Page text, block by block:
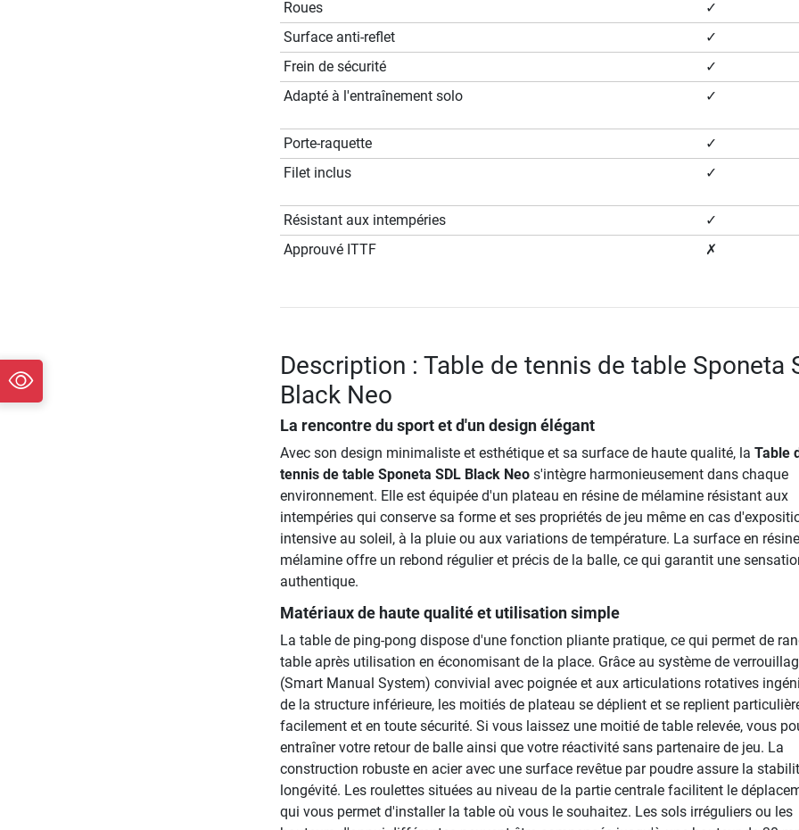
Roues
✓
Surface anti-reflet
✓
Frein de sécurité
✓
Adapté à l'entraînement solo
✓
Porte-raquette
✓
Filet inclus
✓
Résistant aux intempéries
✓
Approuvé ITTF
✗
Description : Table de tennis de table Sponeta
Black Neo
La rencontre du sport et d'un design élégant
Avec son design minimaliste et esthétique et sa surface de haute qualité, la Table
tennis de table Sponeta SDL Black Neos'intègre harmonieusement dans chaque
environnement. Elle est équipée d'un plateau en résine de mélamine résistant aux
intempéries qui conserve sa forme et ses propriétés de jeu même en cas
intensive au soleil, à la pluie ou aux variations de température. La surface en
mélamine offre un rebond régulier et précis de la balle, ce qui garantit une
authentique.
Matériaux de haute qualité et utilisation simple
La table de ping-pong dispose d'une fonction pliante pratique, ce qui permet de
table après utilisation en économisant de la place. Grâce au système de
(Smart Manual System) convivial avec poignée et aux articulations rotatives
de la structure inférieure, les moitiés de plateau se déplient et se replient
facilement et en toute sécurité. Si vous laissez une moitié de table relevée, vous
entraîner votre retour de balle ainsi que votre réactivité sans partenaire de jeu. La
construction robuste en acier avec une surface revêtue par poudre assure la
longévité. Les roulettes situées au niveau de la partie centrale facilitent le
qui vous permet d'installer la table où vous le souhaitez. Les sols irréguliers ou les